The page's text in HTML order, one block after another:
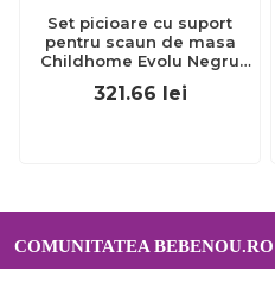
Set picioare cu suport
pentru scaun de masa
Childhome Evolu Negru
ERFCH-CHEVOFTBL
321.66 lei
COMUNITATEA BEBENOU.RO